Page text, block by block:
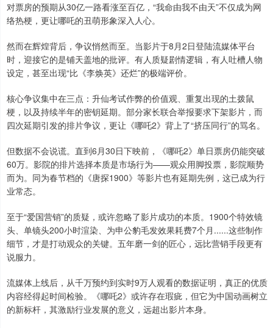
对票房的预期从30亿一路看涨至百亿，“我命由我不由天”不仅成为网
络热梗，更让哪吒的丑萌形象深入人心。
然而在辉煌背后，争议悄然而至。当影片于8月2日登陆流媒体平台
时，迎接它的是铺天盖地的批评。有人质疑剧情逻辑，有人吐槽人物
设定，甚至出现“比《李焕英》还烂”的极端评价。
核心争议集中在三点：升仙考试作弊的价值观、重复出现的土拨鼠
梗，以及持续半年的密钥延期。部分家长联合举报要求下架影片，而
四次延期引发的排片争议，更让《哪吒2》背上了“挤压同行”的骂名。
但数据不会说谎。直到6月30日下映前，《哪吒2》单日票房仍能突破
60万。影院的排片选择本质是市场行为——观众用脚投票，影院顺势
而为。同为春节档的《唐探1900》等影片也有延期先例，这已成为行
业常态。
至于“爱国营销”的质疑，或许忽略了影片成功的本质。1900个特效镜
头、单镜头200小时渲染、为申公豹毛发效果耗费7个月......这些制作
细节，才是打动观众的关键。五年磨一剑的匠心，远比营销手段更有
说服力。
流媒体上线后，从千万预约到实时9万人观看的数据证明，真正的优质
内容经得起时间检验。《哪吒2》或许存在瑕疵，但它为中国动画树立
的新标杆，其激励行业发展的意义，远超出影片本身。